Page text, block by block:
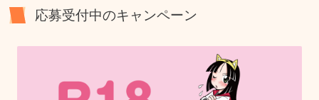
応募受付中のキャンペーン